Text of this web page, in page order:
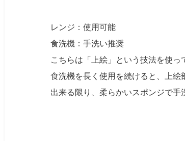
レンジ：使用可能
食洗機：手洗い推奨
こちらは「上絵」という技法を使っ
食洗機を長く使用を続けると、上絵
出来る限り、柔らかいスポンジで手